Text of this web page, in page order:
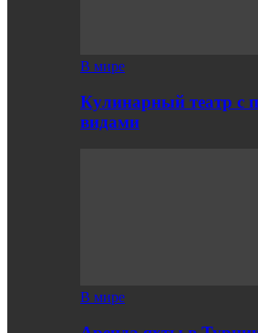
В мире
Кулинарный театр с
видами
В мире